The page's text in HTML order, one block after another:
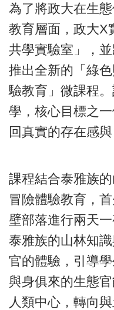
為了將政大在生
教育層面，政大X
共學實驗室」，
推出全新的「綠
驗教育」微課程
學，核心目標之
回真實的存在感與
課程結合泰雅族
冒險體驗教育，
壁部落進行兩天
泰雅族的山林知
官的體驗，引導
與身俱來的生態
人類中心，轉向